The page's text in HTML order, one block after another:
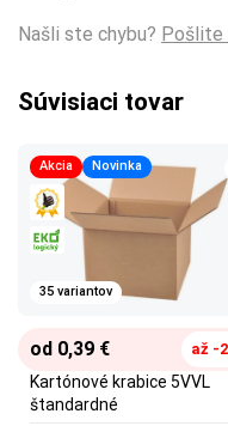
Našli ste chybu? Pošlite
Súvisiaci tovar
Akcia Novinka
35 variantov
od 0,39 € až -
Kartónové krabice 5VVL
štandardné